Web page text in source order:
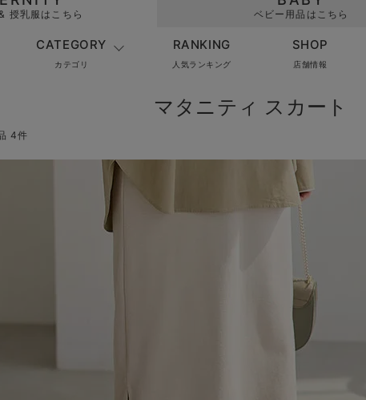
授乳服はこちら ベビー用品はこちら
CATEGORY
カテゴリ
RANKING
人気ランキング
SHOP
店舗情報
マタニティ スカート
4件